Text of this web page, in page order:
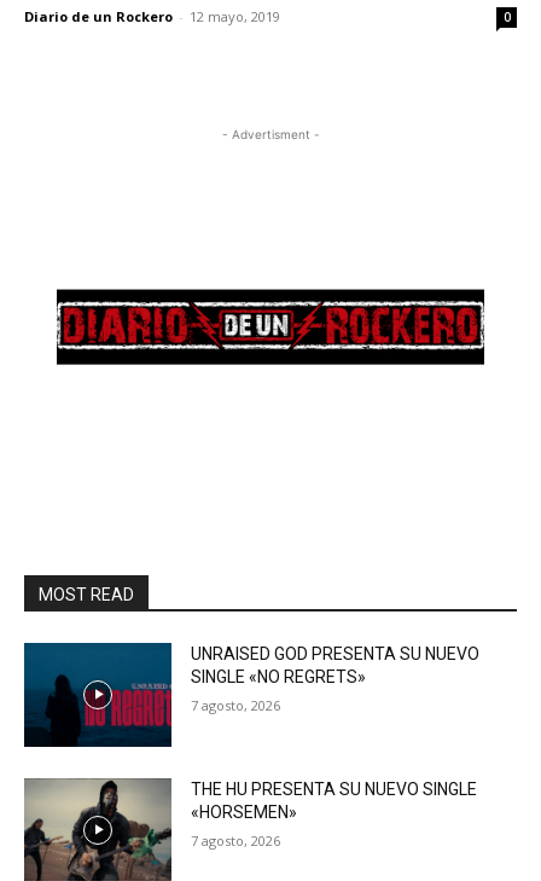
Diario de un Rockero - 12 mayo, 2019 0
- Advertisment -
MOST READ
UNRAISED GOD PRESENTA SU NUEVO
SINGLE «NO REGRETS»
7 agosto, 2026
THE HU PRESENTA SU NUEVO SINGLE
«HORSEMEN»
7 agosto, 2026